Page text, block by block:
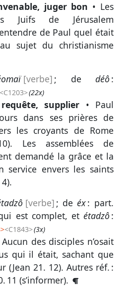
juger bon • Les
Juifs de Jérusalem
de Paul quel était
sujet du christianisme
[verbe] ; de déô :
<C1203>(22x)
supplier • Paul
dans ses prières de
les croyants de Rome
). Les assemblées de
demandé la grâce et la
service envers les saints
).
[verbe] ; deéx: part.
est complet, et étadzô :
><C1843>(3x)
des disciples n’osait
qui il était, sachant que
(Jean 21. 12). Autres réf. :
11 (s’informer).